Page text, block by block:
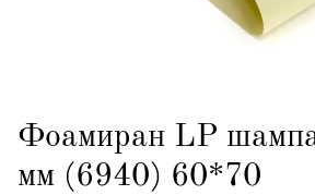
Фоамиран LP
мм (6940) 60*70